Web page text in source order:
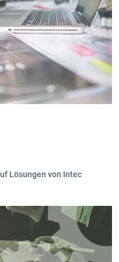
CCSS gemeldet.
Krankheit“ (HMALNA),
verwendet werden
Lösungen von Intec
(Book-in, Cloud-in)
in, Scan-in, Board-in, Fisc-
in) ab 03/2026